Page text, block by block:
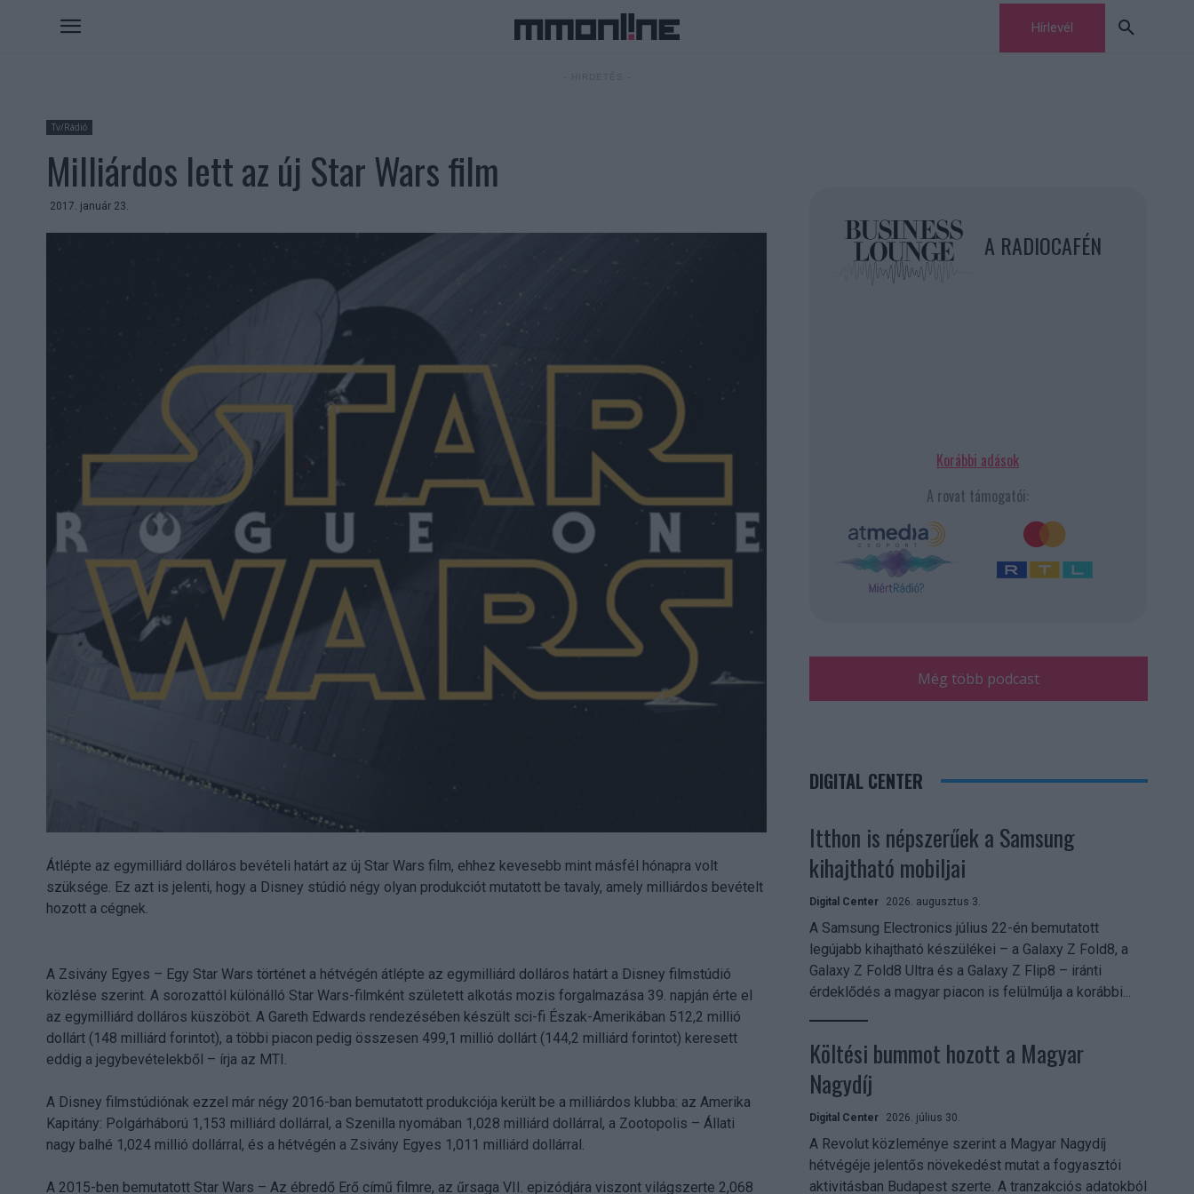
Hírlevél
Tv/Rádió
Milliárdos lett az új Star Wars film
2017. január 23.
Átlépte az egymilliárd dolláros bevételi határt az új Star Wars film, ehhez kevesebb mint másfél hónapra volt
szüksége. Ez azt is jelenti, hogy a Disney stúdió négy olyan produkciót mutatott be tavaly, amely milliárdos bevételt
hozott a cégnek.
A Zsivány Egyes – Egy Star Wars történet a hétvégén átlépte az egymilliárd dolláros határt a Disney filmstúdió
közlése szerint. A sorozattól különálló Star Wars-filmként született alkotás mozis forgalmazása 39. napján érte el
az egymilliárd dolláros küszöböt. A Gareth Edwards rendezésében készült sci-fi Észak-Amerikában 512,2 millió
dollárt (148 milliárd forintot), a többi piacon pedig összesen 499,1 millió dollárt (144,2 milliárd forintot) keresett
eddig a jegybevételekből – írja az MTI.
A Disney filmstúdiónak ezzel már négy 2016-ban bemutatott produkciója került be a milliárdos klubba: az Amerika
Kapitány: Polgárháború 1,153 milliárd dollárral, a Szenilla nyomában 1,028 milliárd dollárral, a Zootopolis – Állati
nagy balhé 1,024 millió dollárral, és a hétvégén a Zsivány Egyes 1,011 milliárd dollárral.
A 2015-ben bemutatott Star Wars – Az ébredő Erő című filmre, az űrsaga VII. epizódjára viszont világszerte 2,068
A RADIOCAFÉN
Korábbi adások
A rovat támogatói:
Még több podcast
DIGITAL CENTER
Itthon is népszerűek a Samsung
kihajtható mobiljai
Digital Center 2026. augusztus 3.
A Samsung Electronics július 22-én bemutatott
legújabb kihajtható készülékei – a Galaxy Z Fold8, a
Galaxy Z Fold8 Ultra és a Galaxy Z Flip8 – iránti
érdeklődés a magyar piacon is felülmúlja a korábbi...
Költési bummot hozott a Magyar
Nagydíj
Digital Center 2026. július 30.
A Revolut közleménye szerint a Magyar Nagydíj
hétvégéje jelentős növekedést mutat a fogyasztói
aktivitásban Budapest szerte. A tranzakciós adatokból